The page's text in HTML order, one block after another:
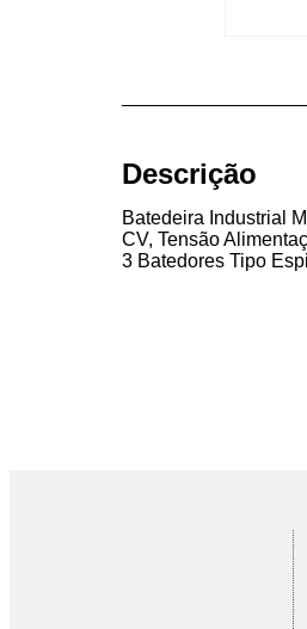
Descrição
Batedeira Industrial
CV, Tensão
3 Batedores Tipo